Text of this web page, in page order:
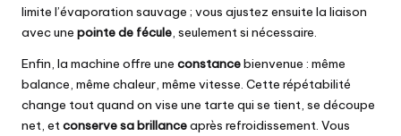
limite l’évaporation sauvage ; vous ajustez ensuite la liaison
avec une pointe de fécule, seulement si nécessaire.
Enfin, la machine offre une constancebienvenue : même
balance, même chaleur, même vitesse. Cette répétabilité
change tout quand on vise une tarte qui se tient, se découpe
net, etconserve sa brillanceaprès refroidissement. Vous